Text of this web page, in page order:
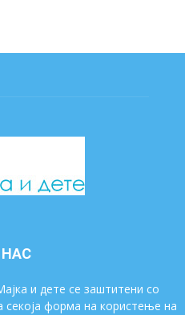
НАС
и дете се заштитени со
секоја форма на користење на